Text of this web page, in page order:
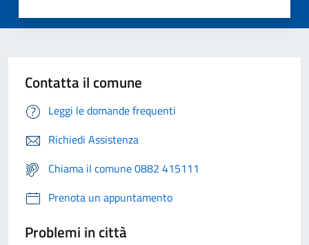
Contatta il comune
Leggi le domande frequenti
Richiedi Assistenza
Chiama il comune 0882 415111
Prenota un appuntamento
Problemi in città